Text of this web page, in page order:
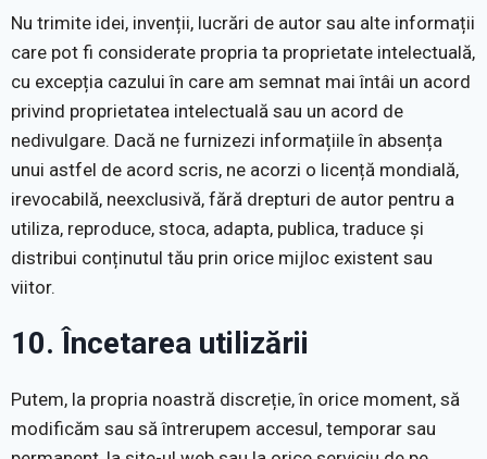
Nu trimite idei, invenții, lucrări de autor sau alte informații
care pot fi considerate propria ta proprietate intelectuală,
cu excepția cazului în care am semnat mai întâi un acord
privind proprietatea intelectuală sau un acord de
nedivulgare. Dacă ne furnizezi informațiile în absența
unui astfel de acord scris, ne acorzi o licență mondială,
irevocabilă, neexclusivă, fără drepturi de autor pentru a
utiliza, reproduce, stoca, adapta, publica, traduce și
distribui conținutul tău prin orice mijloc existent sau
viitor.
10. Încetarea utilizării
Putem, la propria noastră discreție, în orice moment, să
modificăm sau să întrerupem accesul, temporar sau